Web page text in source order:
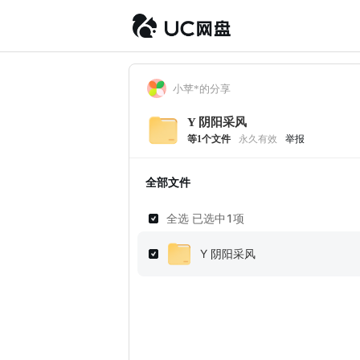
小苹*的分享
Y 阴阳采风
等1个文件 永久有效 举报
全部文件
全选 已选中 1项
Y 阴阳采风